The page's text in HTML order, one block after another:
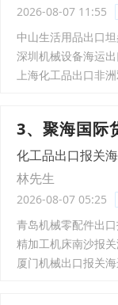
2026-08-07 11:55
中山生活用品出口
深圳机械设备海运
上海化工品出口非
3、聚海国际
化工品出口报关
林先生
2026-08-07 05:25
青岛机械零配件出
精加工机床南沙报
厦门机械出口报关